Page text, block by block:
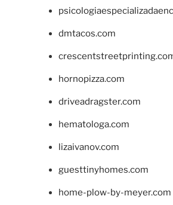
dmtacos.com
hornopizza.com
driveadragster.com
hematologa.com
lizaivanov.com
guesttinyhomes.com
home-plow-by-meyer.com